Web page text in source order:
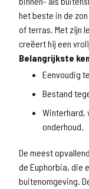
het beste in de
of terras. Met zijn
creëert hij een
Belangrijkste
Eenvoudig
Bestand
Winterhard,
onderhoud.
De meest
de Euphorbia, die
buitenomgeving.